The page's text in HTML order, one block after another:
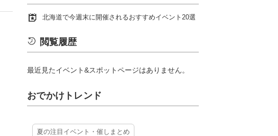
北海道で今週末に開催されるおすすめイベント20選
閲覧履歴
最近見たイベント&スポットページはありません。
おでかけトレンド
夏の注目イベント・催しまとめ